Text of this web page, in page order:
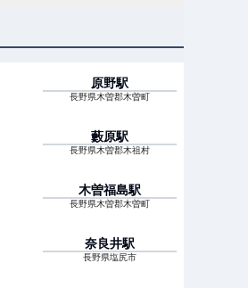
原野駅
長野県木曽郡木曽町
藪原駅
長野県木曽郡木祖村
木曽福島駅
長野県木曽郡木曽町
奈良井駅
長野県塩尻市